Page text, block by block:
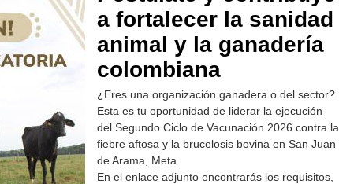
a fortalecer la sanidad
animal y la ganadería
colombiana
¿Eres una organización ganadera o del sector?
Esta es tu oportunidad de liderar la ejecución
del Segundo Ciclo de Vacunación 2026 contra la
fiebre aftosa y la brucelosis bovina en San Juan
de Arama, Meta.
En el enlace adjunto encontrarás los requisitos,